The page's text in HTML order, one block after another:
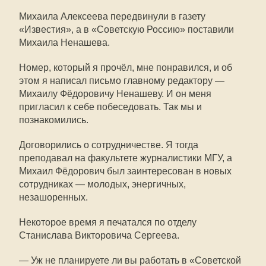
Михаила Алексеева передвинули в газету
«Известия», а в «Советскую Россию» поставили
Михаила Ненашева.
Номер, который я прочёл, мне понравился, и об
этом я написал письмо главному редактору —
Михаилу Фёдоровичу Ненашеву. И он меня
пригласил к себе побеседовать. Так мы и
познакомились.
Договорились о сотрудничестве. Я тогда
преподавал на факультете журналистики МГУ, а
Михаил Фёдорович был заинтересован в новых
сотрудниках — молодых, энергичных,
незашоренных.
Некоторое время я печатался по отделу
Станислава Викторовича Сергеева.
— Уж не планируете ли вы работать в «Советской